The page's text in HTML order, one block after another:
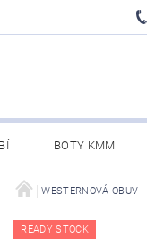
BOTY KMM
WESTERNOVÁ OBUV
WESTERNOVÁ OBUV
READY STOCK